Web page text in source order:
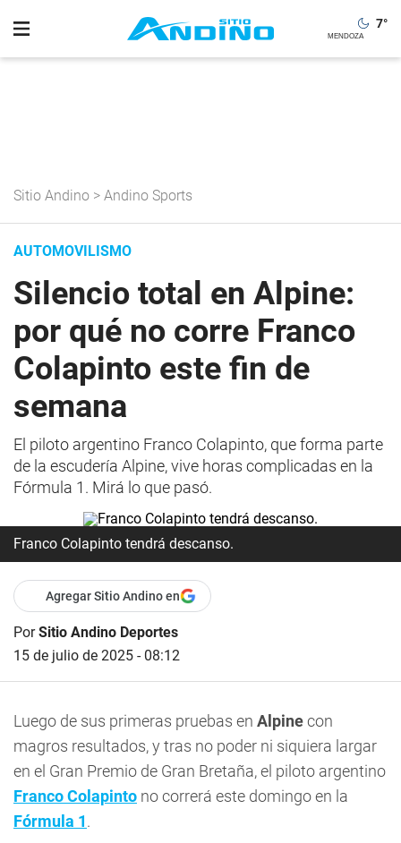
7°
Sitio Andino > Andino Sports
AUTOMOVILISMO
Silencio total en Alpine:
por qué no corre Franco
Colapinto este fin de
semana
El piloto argentino Franco Colapinto, que forma parte
de la escudería Alpine, vive horas complicadas en la
Fórmula 1. Mirá lo que pasó.
Franco Colapinto tendrá descanso.
Agregar Sitio Andino en
PorSitio Andino Deportes
15 de julio de 2025 - 08:12
Luego de sus primeras pruebas en Alpinecon
magros resultados, y tras no poder ni siquiera largar
en el Gran Premio de Gran Bretaña, el piloto argentino
Franco Colapinto no correrá este domingo en la
Fórmula 1.